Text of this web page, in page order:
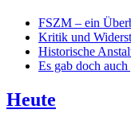
FSZM – ein
Kritik und
Historische
Es gab doch
Heute